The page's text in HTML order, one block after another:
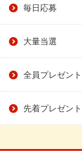
毎日応募
大量当選
全員プレゼント
先着プレゼント